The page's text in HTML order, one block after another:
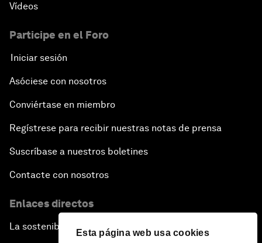
Esta página web usa cookies
Vídeos
Participe en el Foro
Iniciar sesión
Asóciese con nosotros
Conviértase en miembro
Regístrese para recibir nuestras notas de prensa
Suscríbase a nuestros boletines
Contacte con nosotros
Enlaces directos
La sostenibilidad en el Foro